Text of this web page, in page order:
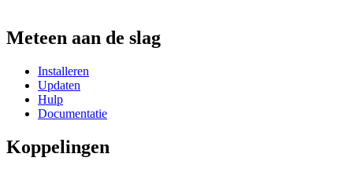
Meteen aan de slag
Installeren
Updaten
Hulp
Documentatie
Koppelingen